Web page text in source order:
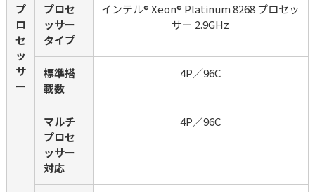
プ
ロ
セ
ッ
サ
ー
プロセ
ッサー
タイプ
インテル® Xeon® Platinum 8268 プロセッ
サー 2.9GHz
標準搭
載数
4P／96C
マルチ
プロセ
ッサー
対応
4P／96C